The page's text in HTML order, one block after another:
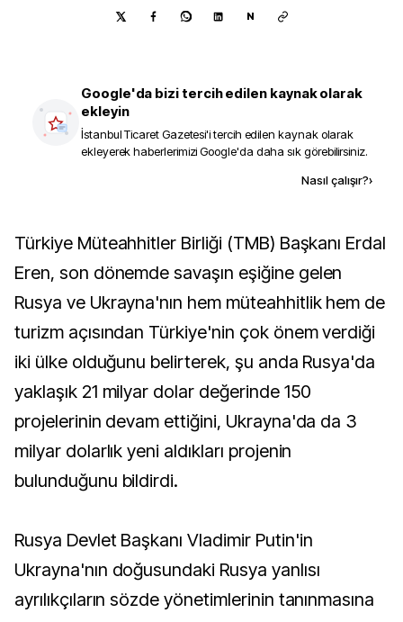
N
Google'da bizi tercih edilen kaynak olarak
ekleyin
İstanbul Ticaret Gazetesi'i tercih edilen kaynak olarak
ekleyerek haberlerimizi Google'da daha sık görebilirsiniz.
Nasıl çalışır?›
Türkiye Müteahhitler Birliği (TMB) Başkanı Erdal
Eren, son dönemde savaşın eşiğine gelen
Rusya ve Ukrayna'nın hem müteahhitlik hem de
turizm açısından Türkiye'nin çok önem verdiği
iki ülke olduğunu belirterek, şu anda Rusya'da
yaklaşık 21 milyar dolar değerinde 150
projelerinin devam ettiğini, Ukrayna'da da 3
milyar dolarlık yeni aldıkları projenin
bulunduğunu bildirdi.
Rusya Devlet Başkanı Vladimir Putin'in
Ukrayna'nın doğusundaki Rusya yanlısı
ayrılıkçıların sözde yönetimlerinin tanınmasına